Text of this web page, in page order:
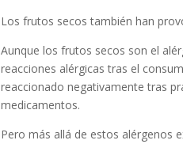
Los frutos secos también han
Aunque los frutos secos son el
reacciones alérgicas tras el
reaccionado negativamente tras
medicamentos.
Pero más allá de estos alérgenos